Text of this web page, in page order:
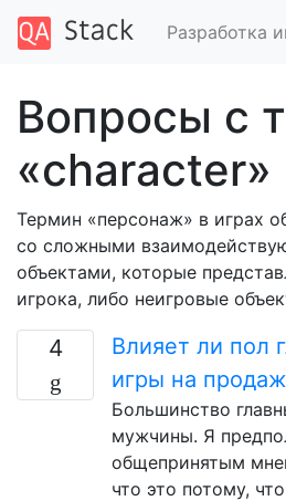
Разработка
Вопросы с
«character»
Термин «персонаж» в играх
со сложными
объектами, которые
игрока, либо неигровые
4
Влияет ли пол
игры на
Большинство
мужчины. Я
общепринятым
что это потому,